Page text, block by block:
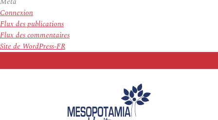
Connexion
Flux des publications
Flux des commentaires
Site de WordPress-FR